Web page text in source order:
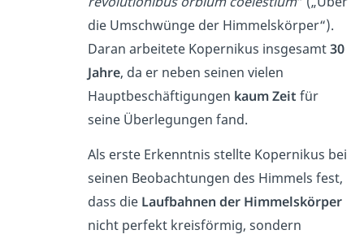
die Umschwünge der Himmelskörper“).
Daran arbeitete Kopernikus insgesamt30
Jahre, da er neben seinen vielen
Hauptbeschäftigungen kaum Zeit für
seine Überlegungen fand.
Als erste Erkenntnis stellte Kopernikus bei
seinen Beobachtungen des Himmels fest,
dass die Laufbahnen der Himmelskörper
nicht perfekt kreisförmig, sondern